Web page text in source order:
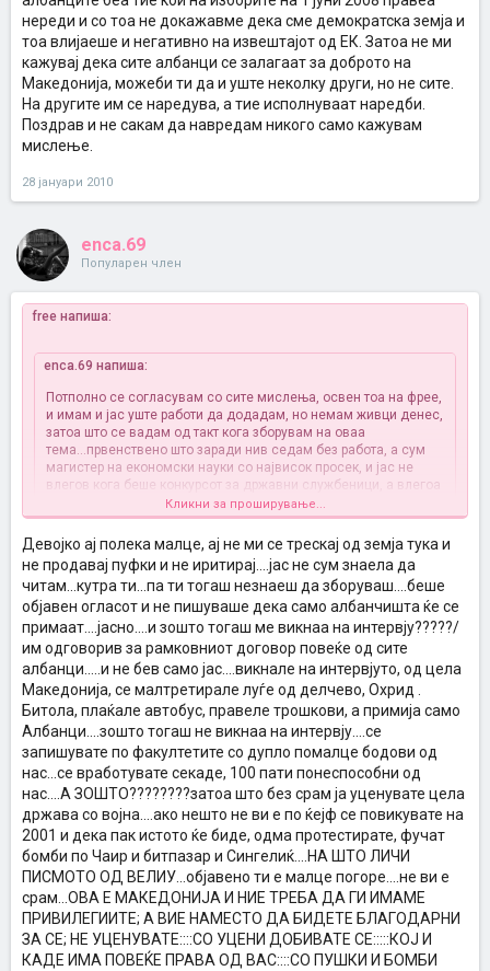
нереди и со тоа не докажавме дека сме демократска земја и
тоа влијаеше и негативно на извештајот од ЕК. Затоа не ми
кажувај дека сите албанци се залагаат за доброто на
Македонија, можеби ти да и уште неколку други, но не сите.
На другите им се наредува, а тие исполнуваат наредби.
Поздрав и не сакам да навредам никого само кажувам
мислење.
28 јануари 2010
enca.69
Популарен член
free напиша:
enca.69 напиша:
Потполно се согласувам со сите мислења, освен тоа на фрее,
и имам и јас уште работи да додадам, но немам живци денес,
затоа што се вадам од такт кога зборувам на оваа
тема...првенствено што заради нив седам без работа, а сум
магистер на економски науки со највисок просек, и јас не
влегов кога беше конкурсот за државни службеници, а влегоа
такви што ги видовме на телевизија, незнаеа реченица да
склопат, со сумљиви дипломи од штулов и незнам уште кај....и
незнаат што ќе работат а земаат плата...и уште кога ми стигна
уште писмо за примените...верувате или не ....од 150, 149 беа
албанци....го чувам писмото и сакам по телевизии да го
објавам...АКО НАУМИЛЕ ДА ПРИМАТ САМО АЛБАНЦИ ШТО МЕ
МАЛТРЕТИРАА ДА ОДАМ; ИЛИ ДА ПОПОЛНАМ САМО ПОТРЕБЕН
БРОЈ ИНТЕРВЈУИРАНИ....СРАМОТА... па кај е тука правдата и
како се они уствари дискриминирани.....се вадам од
кожаааааааааааа :twisted: ....а на темава пак ќе се вратам
Кликни за проширување...
Ti mozes cel den da ne se soglasuvas, no za razlika od tvojot prosek
i fakultet izgleda ne si znaela da procitas za konkursot, bidejki toj
konkurs e objaven od Sekretarijatot za implementacija na Ramkovniot
dogovor kade se vrabotuvaat gragani od drugite etnicki zaednici a ne
makedonci. Ne mozes da kazes deka ne se vrabotuvaat makedonci
bidejki znaes i samata deka ne e taka, tuku vistinata e deka se
vrabotuvaat samo partiski clenovi aktivisti, rodnini ili svaleri i svalerki
na vlijatelnite luge, a za toa ne se vinovni albancite tuku politicarite.
Pozdrav...
Кликни за проширување...
Девојко ај полека малце, ај не ми се трескај од земја тука и
не продавај пуфки и не иритирај....јас не сум знаела да
читам...кутра ти...па ти тогаш незнаеш да зборуваш....беше
објавен огласот и не пишуваше дека само албанчишта ќе се
примаат....јасно....и зошто тогаш ме викнаа на интервју?????/
им одговорив за рамковниот договор повеќе од сите
албанци.....и не бев само јас....викнале на интервјуто, од цела
Македонија, се малтретирале луѓе од делчево, Охрид .
Битола, плаќале автобус, правеле трошкови, а примија само
Албанци....зошто тогаш не викнаа на интервју....се
запишувате по факултетите со дупло помалце бодови од
нас...се вработувате секаде, 100 пати понеспособни од
нас....A ЗОШТО????????затоа што без срам ја уценувате цела
држава со војна....ако нешто не ви е по ќејф се повикувате на
2001 и дека пак истото ќе биде, одма протестирате, фучат
бомби по Чаир и битпазар и Сингелиќ....НА ШТО ЛИЧИ
ПИСМОТО ОД ВЕЛИУ...објавено ти е малце погоре....не ви е
срам...ОВА Е МАКЕДОНИЈА И НИЕ ТРЕБА ДА ГИ ИМАМЕ
ПРИВИЛЕГИИТЕ; А ВИЕ НАМЕСТО ДА БИДЕТЕ БЛАГОДАРНИ
ЗА СЕ; НЕ УЦЕНУВАТЕ::::СО УЦЕНИ ДОБИВАТЕ СЕ:::::КОЈ И
КАДЕ ИМА ПОВЕЌЕ ПРАВА ОД ВАС::::СО ПУШКИ И БОМБИ